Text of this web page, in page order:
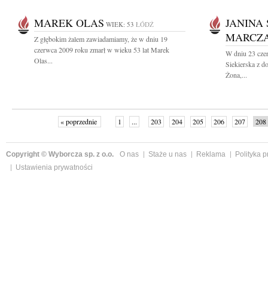
MAREK OLAS WIEK: 53 ŁÓDŹ
Z głębokim żalem zawiadamiamy, że w dniu 19
czerwca 2009 roku zmarł w wieku 53 lat Marek
Olas...
JANINA
W dniu 23
Siekierska z
Żona,...
« poprzednie 1 ... 203 204 205 206 207 208
Copyright © Wyborcza sp. z o.o. O nas Staże u nas Reklama
Polityka
Ustawienia prywatności